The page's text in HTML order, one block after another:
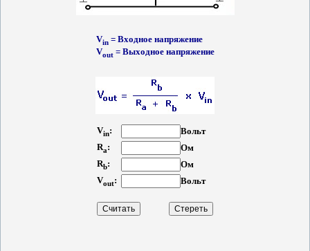
Vin= Входное напряжение
Vout = Выходное напряжение
Vin:
Вольт
Ra:
Ом
Rb:
Ом
Vout: Вольт